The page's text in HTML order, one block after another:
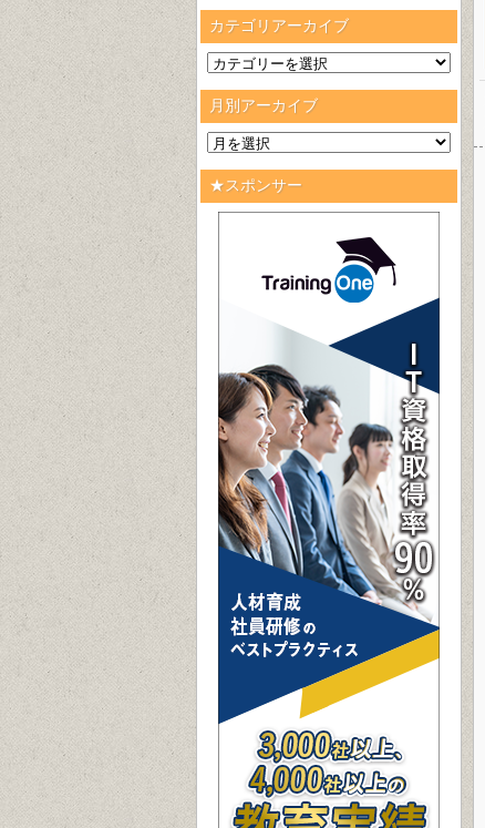
カテゴリアーカイブ
月別アーカイブ
★スポンサー